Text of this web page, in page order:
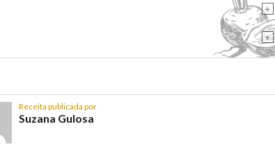
+
+
Receita publicada por
Suzana Gulosa